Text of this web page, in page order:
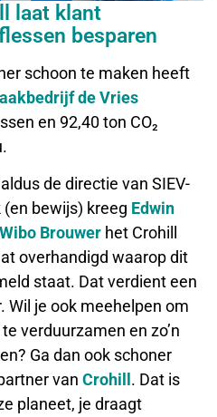
laat klant
besparen
schoon te maken heeft
de Vries
en 92,40 ton CO₂
de directie van SIEV-
(en bewijs) kreeg Edwin
Wibo Brouwer het Crohill
overhandigd waarop dit
staat. Dat verdient een
Wil je ook meehelpen om
verduurzamen en zo’n
Ga dan ook schoner
van Crohill . Dat is
planeet, je draagt